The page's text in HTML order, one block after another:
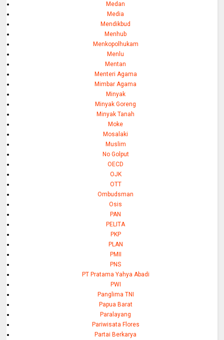
Medan
Media
Mendikbud
Menhub
Menkopolhukam
Menlu
Mentan
Menteri Agama
Mimbar Agama
Minyak
Minyak Goreng
Minyak Tanah
Moke
Mosalaki
Muslim
No Golput
OECD
OJK
OTT
Ombudsman
Osis
PAN
PELITA
PKP
PLAN
PMII
PNS
PT Pratama Yahya Abadi
PWI
Panglima TNI
Papua Barat
Paralayang
Pariwisata Flores
Partai Berkarya